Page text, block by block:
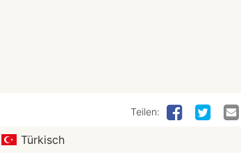
Teilen:
Türkisch